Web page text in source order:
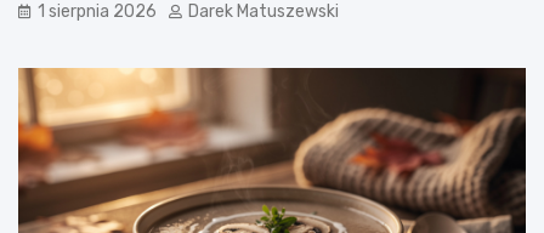
1 sierpnia 2026 Darek Matuszewski